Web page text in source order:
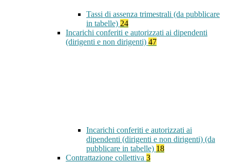
Tassi di assenza trimestrali (da pubblicare
in tabelle) 24
Incarichi conferiti e autorizzati ai dipendenti
(dirigenti e non dirigenti) 47
Incarichi conferiti e autorizzati ai
dipendenti (dirigenti e non dirigenti) (da
pubblicare in tabelle) 18
Contrattazione collettiva 3